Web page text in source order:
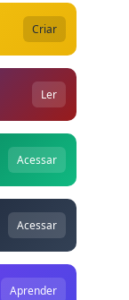
Criar
Ler
Acessar
Acessar
Aprender